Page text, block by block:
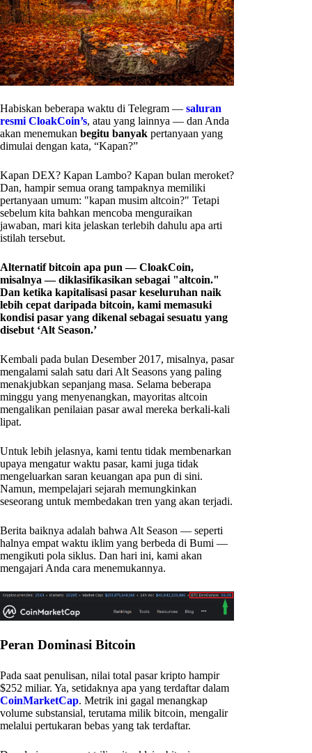
Habiskan beberapa waktu di Telegram — saluran
resmi CloakCoin’s, atau yang lainnya — dan Anda
akan menemukan begitu banyak pertanyaan yang
dimulai dengan kata, “Kapan?”
Kapan DEX? Kapan Lambo? Kapan bulan meroket?
Dan, hampir semua orang tampaknya memiliki
pertanyaan umum: "kapan musim altcoin?" Tetapi
sebelum kita bahkan mencoba menguraikan
jawaban, mari kita jelaskan terlebih dahulu apa arti
istilah tersebut.
Alternatif bitcoin apa pun — CloakCoin,
misalnya — diklasifikasikan sebagai "altcoin."
Dan ketika kapitalisasi pasar keseluruhan naik
lebih cepat daripada bitcoin, kami memasuki
kondisi pasar yang dikenal sebagai sesuatu yang
disebut ‘Alt Season.’
Kembali pada bulan Desember 2017, misalnya, pasar
mengalami salah satu dari Alt Seasons yang paling
menakjubkan sepanjang masa. Selama beberapa
minggu yang menyenangkan, mayoritas altcoin
mengalikan penilaian pasar awal mereka berkali-kali
lipat.
Untuk lebih jelasnya, kami tentu tidak membenarkan
upaya mengatur waktu pasar, kami juga tidak
mengeluarkan saran keuangan apa pun di sini.
Namun, mempelajari sejarah memungkinkan
seseorang untuk membedakan tren yang akan terjadi.
Berita baiknya adalah bahwa Alt Season — seperti
halnya empat waktu iklim yang berbeda di Bumi —
mengikuti pola siklus. Dan hari ini, kami akan
mengajari Anda cara menemukannya.
Peran Dominasi Bitcoin
Pada saat penulisan, nilai total pasar kripto hampir
$252 miliar. Ya, setidaknya apa yang terdaftar dalam
CoinMarketCap. Metrik ini gagal menangkap
volume substansial, terutama milik bitcoin, mengalir
melalui pertukaran bebas yang tak terdaftar.